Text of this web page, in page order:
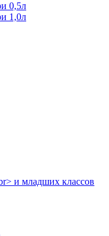
0,5л
1,0л
и младших классов